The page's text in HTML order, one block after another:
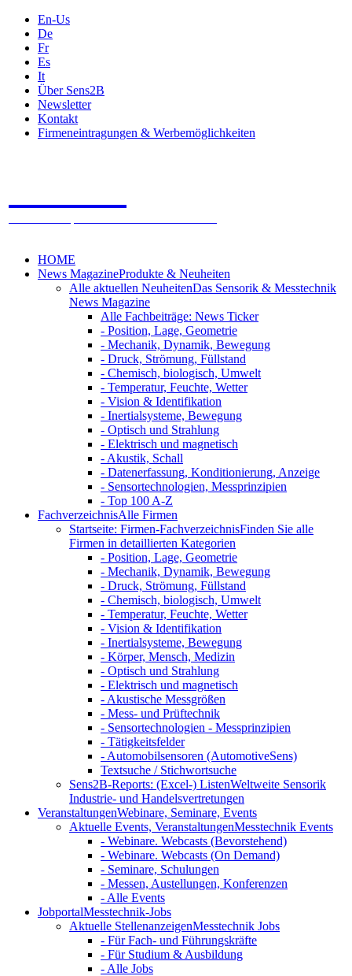
En-Us
De
Fr
Es
It
Über Sens2B
Newsletter
Kontakt
Firmeneintragungen & Werbemöglichkeiten
HOME
News MagazineProdukte & Neuheiten
Alle aktuellen NeuheitenDas Sensorik & Messtechnik
News Magazine
Alle Fachbeiträge: News Ticker
- Position, Lage, Geometrie
- Mechanik, Dynamik, Bewegung
- Druck, Strömung, Füllstand
- Chemisch, biologisch, Umwelt
- Temperatur, Feuchte, Wetter
- Vision & Identifikation
- Inertialsysteme, Bewegung
- Optisch und Strahlung
- Elektrisch und magnetisch
- Akustik, Schall
- Datenerfassung, Konditionierung, Anzeige
- Sensortechnologien, Messprinzipien
- Top 100 A-Z
FachverzeichnisAlle Firmen
Startseite: Firmen-FachverzeichnisFinden Sie alle
Firmen in detaillierten Kategorien
- Position, Lage, Geometrie
- Mechanik, Dynamik, Bewegung
- Druck, Strömung, Füllstand
- Chemisch, biologisch, Umwelt
- Temperatur, Feuchte, Wetter
- Vision & Identifikation
- Inertialsysteme, Bewegung
- Körper, Mensch, Medizin
- Optisch und Strahlung
- Elektrisch und magnetisch
- Akustische Messgrößen
- Mess- und Prüftechnik
- Sensortechnologien - Messprinzipien
- Tätigkeitsfelder
- Automobilsensoren (AutomotiveSens)
Textsuche / Stichwortsuche
Sens2B-Reports: (Excel-) ListenWeltweite Sensorik
Industrie- und Handelsvertretungen
VeranstaltungenWebinare, Seminare, Events
Aktuelle Events, VeranstaltungenMesstechnik Events
- Webinare. Webcasts (Bevorstehend)
- Webinare. Webcasts (On Demand)
- Seminare, Schulungen
- Messen, Austellungen, Konferenzen
- Alle Events
JobportalMesstechnik-Jobs
Aktuelle StellenanzeigenMesstechnik Jobs
- Für Fach- und Führungskräfte
- Für Studium & Ausbildung
- Alle Jobs